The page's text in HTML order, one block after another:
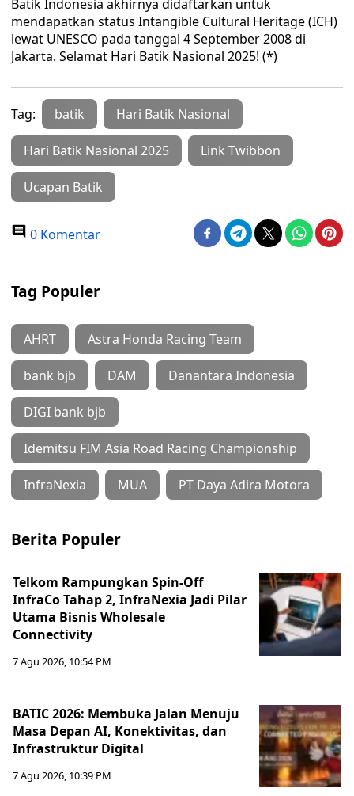
Batik Indonesia akhirnya didaftarkan untuk
mendapatkan status Intangible Cultural Heritage (ICH)
lewat UNESCO pada tanggal 4 September 2008 di
Jakarta. Selamat Hari Batik Nasional 2025! (*)
Tag: batik Hari Batik Nasional
Hari Batik Nasional 2025 Link Twibbon
Ucapan Batik
0 Komentar
Tag Populer
AHRT Astra Honda Racing Team
bank bjb DAM Danantara Indonesia
DIGI bank bjb
Idemitsu FIM Asia Road Racing Championship
InfraNexia MUA PT Daya Adira Motora
Berita Populer
Telkom Rampungkan Spin-Off
InfraCo Tahap 2, InfraNexia Jadi Pilar
Utama Bisnis Wholesale
Connectivity
7 Agu 2026, 10:54 PM
BATIC 2026: Membuka Jalan Menuju
Masa Depan AI, Konektivitas, dan
Infrastruktur Digital
7 Agu 2026, 10:39 PM